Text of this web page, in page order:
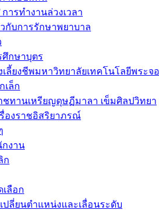
ารทำงานล่วงเวลา
กับการรักษาพยาบาล
ศึกษาบุตร
ลี้ยงชีพมหาวิทยาลัยเทคโนโลยีพระจ
เล็ก
ชทานเหรียญดุษฏีมาลา เข็มศิลปวิทยา
องราชอิสริยาภรณ์
กงาน
ก
ลือก
ปลี่ยนตำแหน่งและเลื่อนระดับ